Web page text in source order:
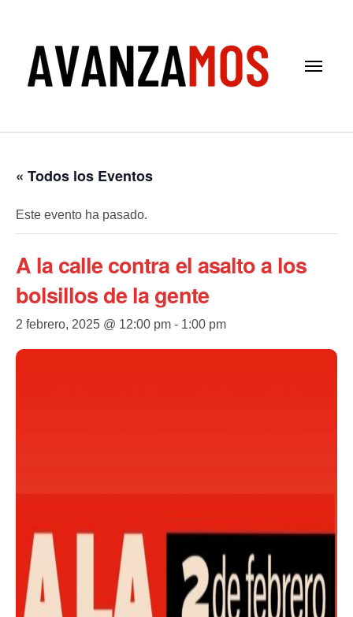
« Todos los Eventos
Este evento ha pasado.
A la calle contra el asalto a los
bolsillos de la gente
2 febrero, 2025 @ 12:00 pm - 1:00 pm